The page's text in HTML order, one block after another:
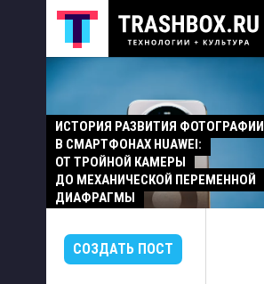
ИСТОРИЯ РАЗВИТИЯ ФОТОГРАФИИ
В СМАРТФОНАХ HUAWEI:
ОТ ТРОЙНОЙ КАМЕРЫ
ДО МЕХАНИЧЕСКОЙ ПЕРЕМЕННОЙ
ДИАФРАГМЫ
СОЗДАТЬ ПОСТ